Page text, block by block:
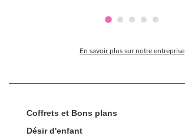
En savoir plus sur notre entreprise
Coffrets et Bons plans
Désir d'enfant